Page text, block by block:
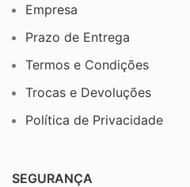
Empresa
Prazo de Entrega
Termos e Condições
Trocas e Devoluções
Política de Privacidade
SEGURANÇA